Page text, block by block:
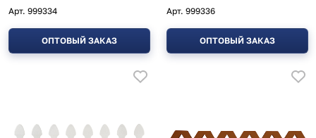
Арт. 999334
ОПТОВЫЙ ЗАКАЗ
коричневый
Арт. 999336
ОПТОВЫЙ ЗАКАЗ